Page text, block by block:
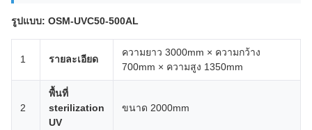
รูปแบบ: OSM-UVC50-500AL
1 รายละเอียด
ความยาว 3000mm × ความกว้าง
700mm × ความสูง 1350mm
2
พื้นที่
sterilization
UV
ขนาด 2000mm